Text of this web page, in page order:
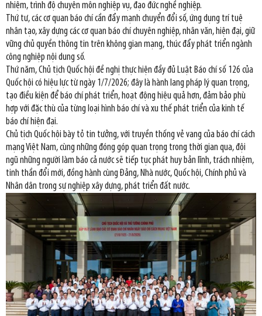
nhiệm, trình độ chuyên môn nghiệp vụ, đạo đức nghề nghiệp.
Thứ tư, các cơ quan báo chí cần đẩy mạnh chuyển đổi số, ứng dụng trí tuệ
nhân tạo, xây dựng các cơ quan báo chí chuyên nghiệp, nhân văn, hiện đại, giữ
vững chủ quyền thông tin trên không gian mạng, thúc đẩy phát triển ngành
công nghiệp nội dung số.
Thứ năm, Chủ tịch Quốc hội đề nghị thực hiện đầy đủ Luật Báo chí số 126 của
Quốc hội có hiệu lực từ ngày 1/7/2026; đây là hành lang pháp lý quan trọng,
tạo điều kiện để báo chí phát triển, hoạt động hiệu quả hơn, đảm bảo phù
hợp với đặc thù của từng loại hình báo chí và xu thế phát triển của kinh tế
báo chí hiện đại.
Chủ tịch Quốc hội bày tỏ tin tưởng, với truyền thống vẻ vang của báo chí cách
mạng Việt Nam, cùng những đóng góp quan trọng trong thời gian qua, đội
ngũ những người làm báo cả nước sẽ tiếp tục phát huy bản lĩnh, trách nhiệm,
tinh thần đổi mới, đồng hành cùng Đảng, Nhà nước, Quốc hội, Chính phủ và
Nhân dân trong sự nghiệp xây dựng, phát triển đất nước.